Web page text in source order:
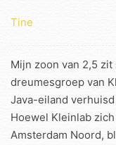
Tine
Mijn zoon van 2,5
dreumesgroep van
Java-eiland
Hoewel Kleinlab
Amsterdam Noord,